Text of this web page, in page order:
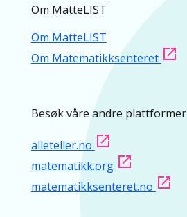
Om MatteLIST
Om MatteLIST
Om Matematikksenteret
Besøk våre andre plattformer
alleteller.no
matematikk.org
matematikksenteret.no